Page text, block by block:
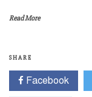
Read More
SHARE
Facebook